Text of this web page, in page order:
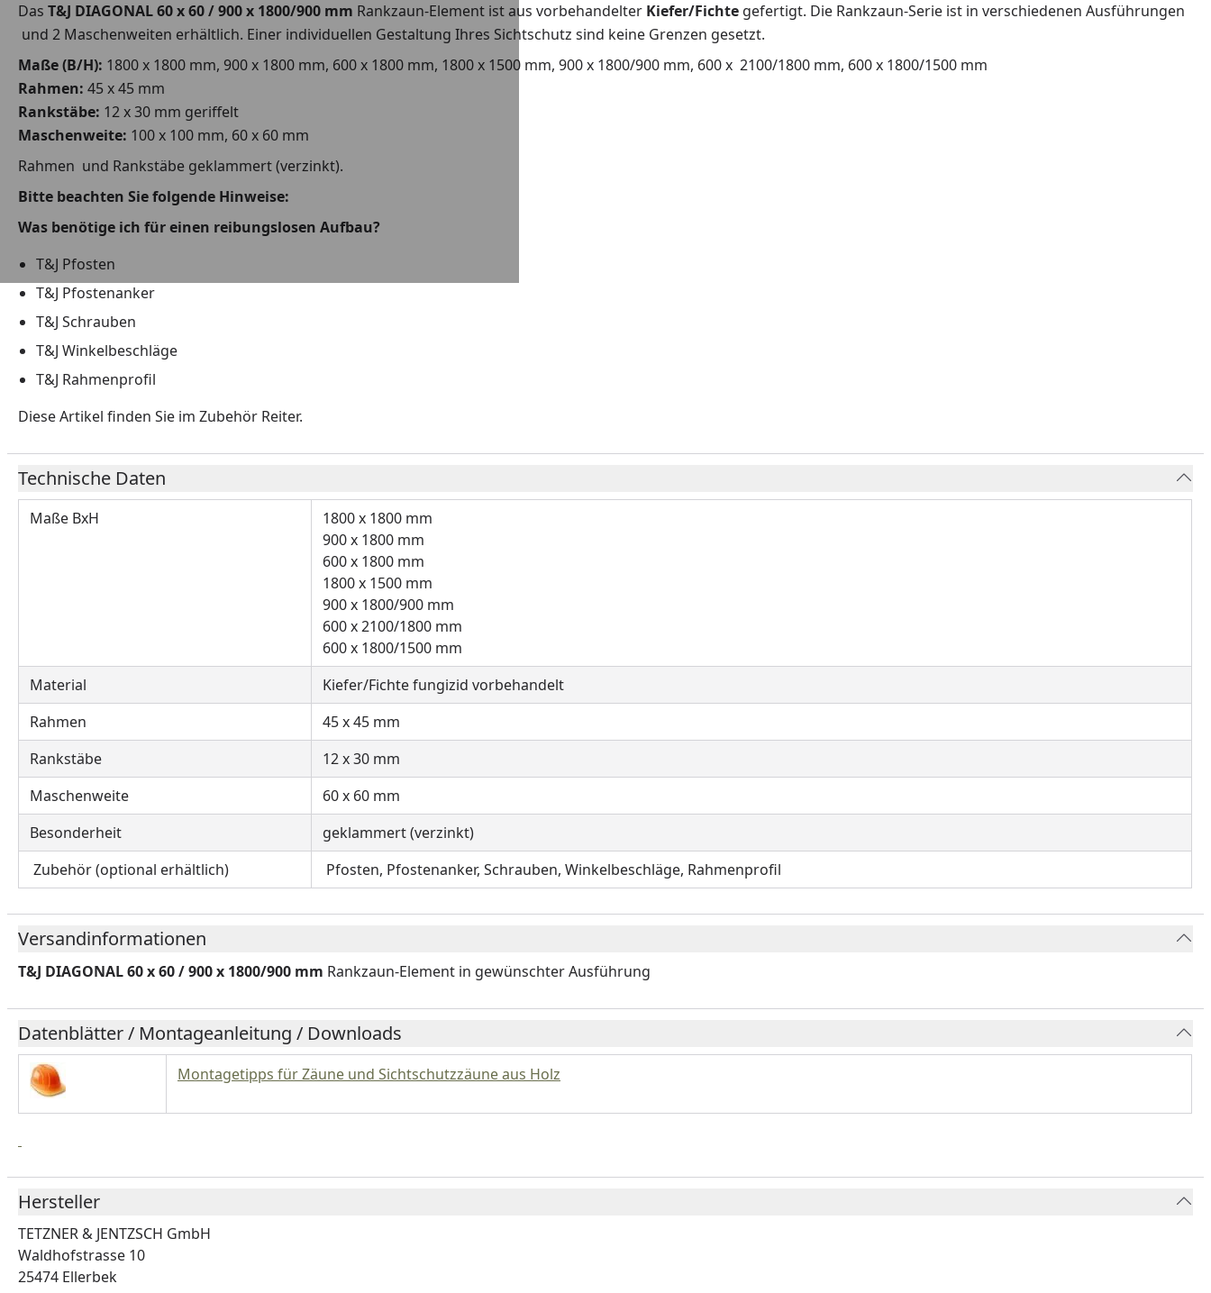
Das T&J DIAGONAL 60 x 60 / 900 x 1800/900 mm Rankzaun-Element ist aus vorbehandelter Kiefer/Fichte gefertigt. Die Rankzaun-Serie ist in verschiedenen Ausführungen
und 2 Maschenweiten erhältlich. Einer individuellen Gestaltung Ihres Sichtschutz sind keine Grenzen gesetzt.
Maße (B/H): 1800 x 1800 mm, 900 x 1800 mm, 600 x 1800 mm, 1800 x 1500 mm, 900 x 1800/900 mm, 600 x 2100/1800 mm, 600 x 1800/1500 mm
Rahmen: 45 x 45 mm
Rankstäbe: 12 x 30 mm geriffelt
Maschenweite: 100 x 100 mm, 60 x 60 mm
Rahmen und Rankstäbe geklammert (verzinkt).
Bitte beachten Sie folgende Hinweise:
Was benötige ich für einen reibungslosen Aufbau?
T&J Pfosten
T&J Pfostenanker
T&J Schrauben
T&J Winkelbeschläge
T&J Rahmenprofil
Diese Artikel finden Sie im Zubehör Reiter.
Technische Daten
Maße BxH
1800 x 1800 mm
900 x 1800 mm
600 x 1800 mm
1800 x 1500 mm
900 x 1800/900 mm
600 x 2100/1800 mm
600 x 1800/1500 mm
Material
Kiefer/Fichte fungizid vorbehandelt
Rahmen
45 x 45 mm
Rankstäbe
12 x 30 mm
Maschenweite
60 x 60 mm
Besonderheit
geklammert (verzinkt)
Zubehör (optional erhältlich)
Pfosten, Pfostenanker, Schrauben, Winkelbeschläge, Rahmenprofil
Versandinformationen
T&J DIAGONAL 60 x 60 / 900 x 1800/900 mm Rankzaun-Element in gewünschter Ausführung
Datenblätter / Montageanleitung / Downloads
Montagetipps für Zäune und Sichtschutzzäune aus Holz
Hersteller
TETZNER & JENTZSCH GmbH
Waldhofstrasse 10
25474 Ellerbek